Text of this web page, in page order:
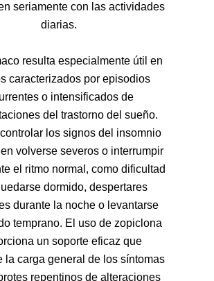
seriamente con las actividades
diarias.
resulta especialmente útil en
caracterizados por episodios
o intensificados de
del trastorno del sueño.
los signos del insomnio
volverse severos o interrumpir
el ritmo normal, como dificultad
dormido, despertares
durante la noche o levantarse
temprano. El uso de zopiclona
un soporte eficaz que
la carga general de los síntomas
repentinos de alteraciones